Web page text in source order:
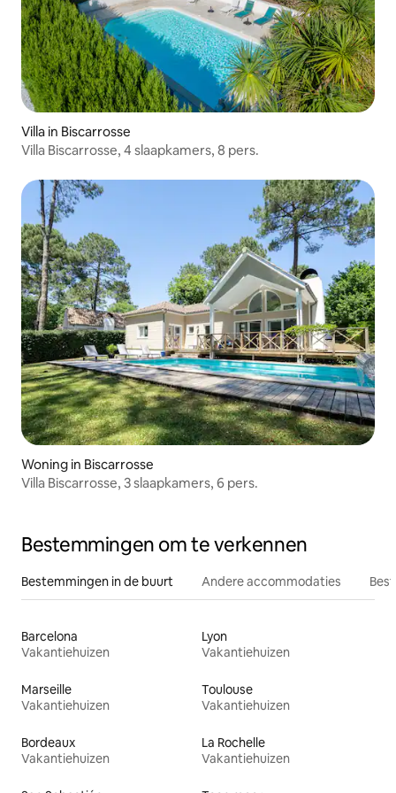
Villa in Biscarrosse
Villa Biscarrosse, 4 slaapkamers, 8 pers.
Woning in Biscarrosse
Villa Biscarrosse, 3 slaapkamers, 6 pers.
Bestemmingen om te verkennen
Bestemmingen in de buurt Andere accommodaties
Barcelona
Vakantiehuizen
Lyon
Vakantiehuizen
Marseille
Vakantiehuizen
Toulouse
Vakantiehuizen
Bordeaux
Vakantiehuizen
La Rochelle
Vakantiehuizen